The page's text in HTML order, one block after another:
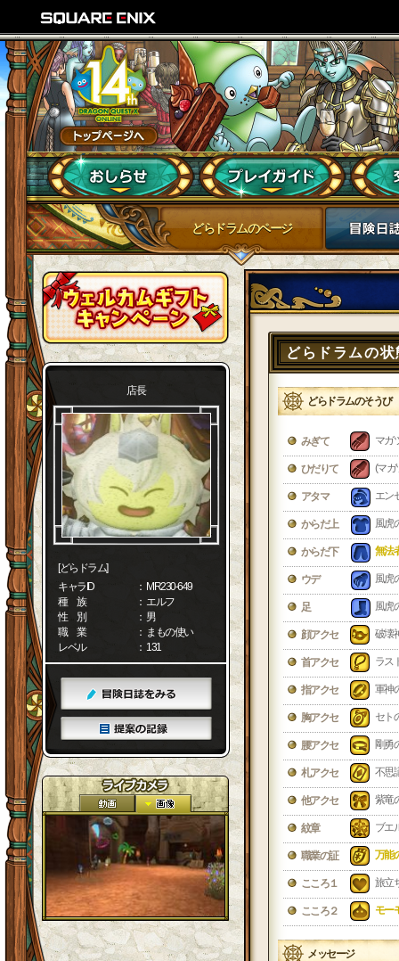
どらドラムのページ
店長
[どらドラム]
キャラID
： MR230-649
種 族
： エルフ
性 別
： 男
職 業
： まもの使い
レベル
： 131
どらドラムの状
どらドラムのそうび
みぎて マガ
ひだりて (マガ
アタマ エン
からだ上 風虎
からだ下 無法
ウデ 風虎
足 風虎
顔アクセ 破壊
首アクセ ラス
指アクセ 軍神
胸アクセ セト
腰アクセ 剛勇
札アクセ 不思
他アクセ 紫竜
紋章 ブエ
職業の証 万能
こころ１ 旅立
こころ２ モー
メッセージ